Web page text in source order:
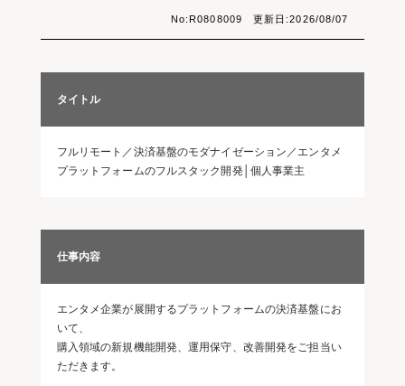
No:R0808009 更新日:2026/08/07
タイトル
フルリモート／決済基盤のモダナイゼーション／エンタメ
プラットフォームのフルスタック開発│個人事業主
仕事内容
エンタメ企業が展開するプラットフォームの決済基盤にお
いて、
購入領域の新規機能開発、運用保守、改善開発をご担当い
ただきます。